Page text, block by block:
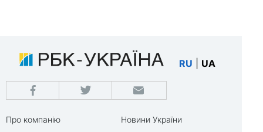
RU UA
Про компанію
Новини України